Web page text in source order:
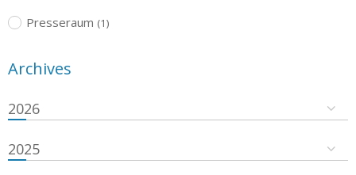
Presseraum (1)
Archives
2026
2025